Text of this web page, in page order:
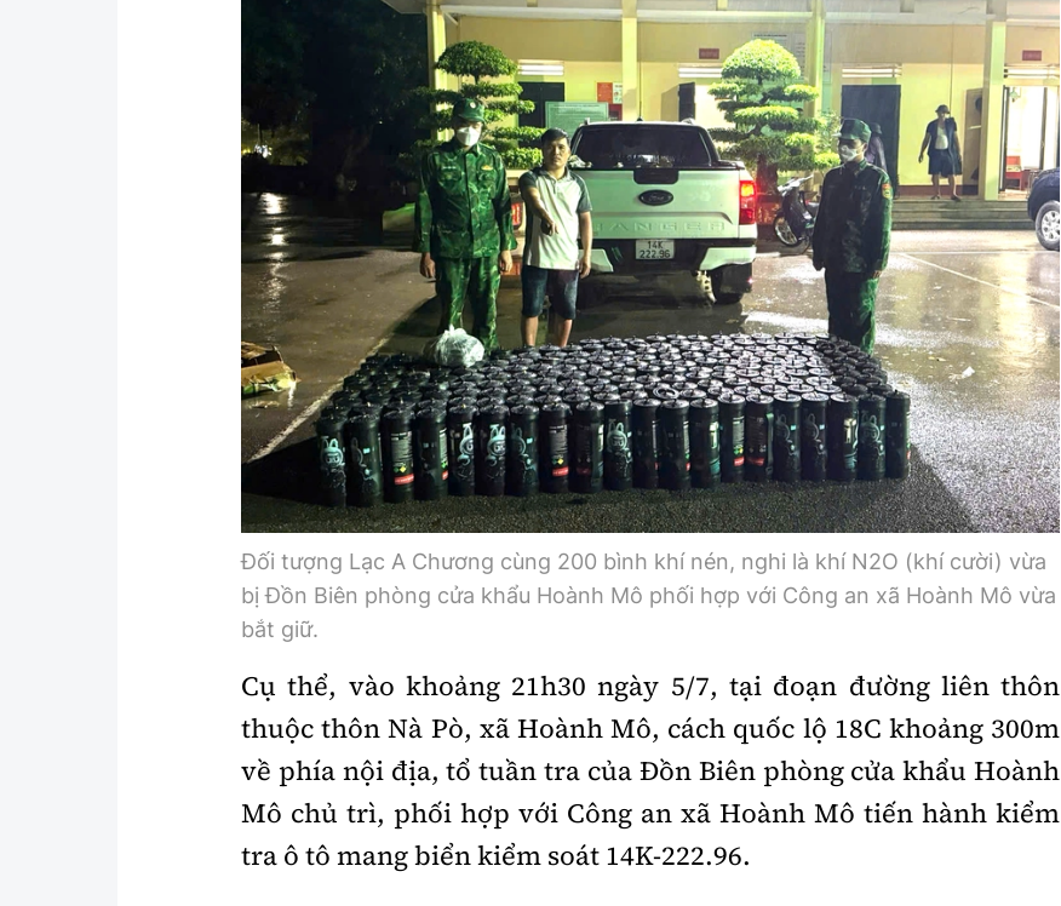
Lao động - Công đoàn
Showbiz
Điện ảnh
Âm nhạc
Hậu trường sao
360 độ thể thao
Sản phẩm mới
Tư vấn
Thời sự Quốc tế
Hồ sơ tài liệu
Thế giới giao thông
Thế giới xây dựng
Đi ++
Du lịch
Khám phá
Lối sống
Ẩm thực
Video
Thời sự
Khám phá
Camera giao thông
Câu chuyện giao thông
Lăng kính xây dựng
Giải trí - Thể thao
Đối tượng Lạc A Chương cùng 200 bình khí nén, nghi là khí N2O (khí cười) vừa
bị Đồn Biên phòng cửa khẩu Hoành Mô phối hợp với Công an xã Hoành Mô vừa
bắt giữ.
Cụ thể, vào khoảng 21h30 ngày 5/7, tại đoạn đường liên thôn
thuộc thôn Nà Pò, xã Hoành Mô, cách quốc lộ 18C khoảng 300m
về phía nội địa, tổ tuần tra của Đồn Biên phòng cửa khẩu Hoành
Mô chủ trì, phối hợp với Công an xã Hoành Mô tiến hành kiểm
tra ô tô mang biển kiểm soát 14K-222.96.